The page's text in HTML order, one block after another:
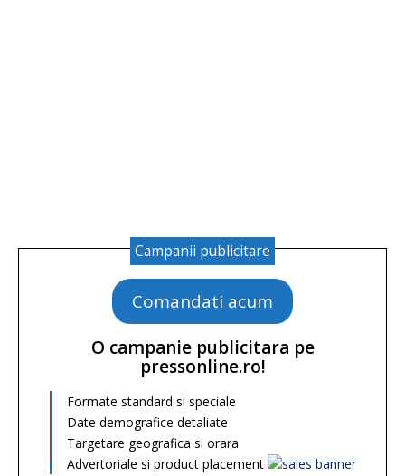
Campanii publicitare
Comandati acum
O campanie publicitara pe
pressonline.ro!
Formate standard si speciale
Date demografice detaliate
Targetare geografica si orara
Advertoriale si product placement